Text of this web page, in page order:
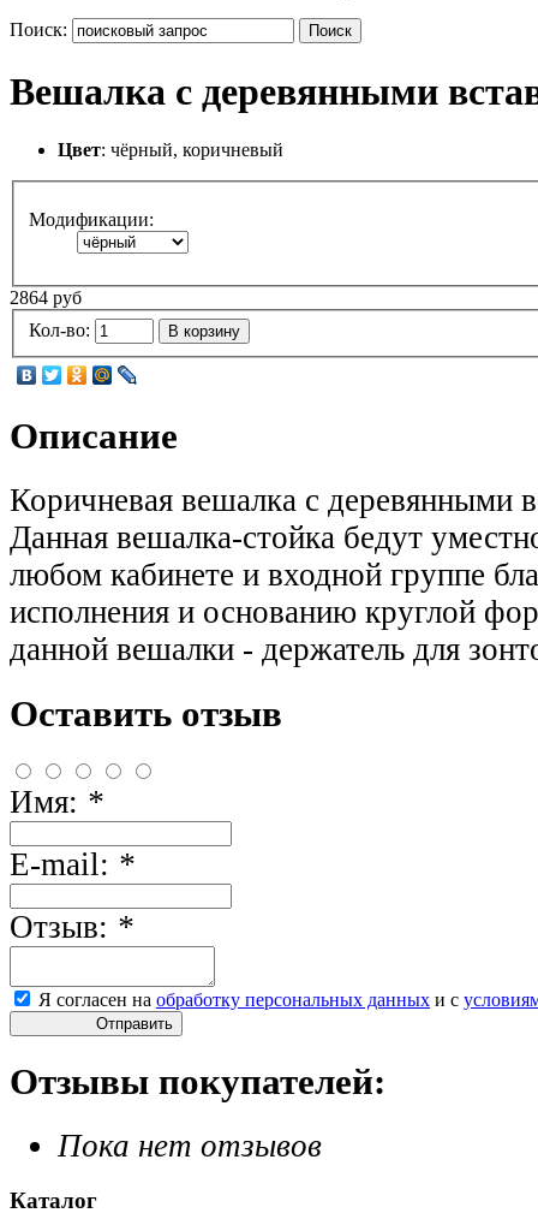
Поиск: Поиск
Вешалка с деревянными
Цвет: чёрный, коричневый
Модификации:
2864 руб
Кол-во:
В корзину
Описание
Коричневая вешалка с деревянными
Данная вешалка-стойка бедут
любом кабинете и входной группе
исполнения и основанию круглой
данной вешалки - держатель для
Оставить отзыв
Имя: *
E-mail: *
Отзыв: *
Я согласен на обработку персональных данных и с
Отправить
Отзывы покупателей:
Пока нет отзывов
Каталог